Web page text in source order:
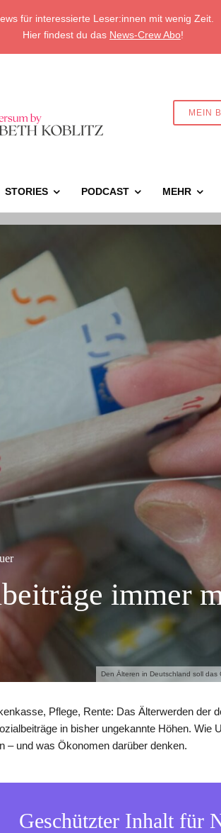
für interessierte Leser:innen mit wenig Zeit.
Hier findest du das News-Crew Abo!
MEIN
STORIES PODCAST MEHR
Den Älteren in Deutschland soll das
immer
Pflege, Rente: Das Älterwerden der
in bisher ungekannte Höhen. Wie
– und was Ökonomen darüber denken.
Geschützter Inhalt für